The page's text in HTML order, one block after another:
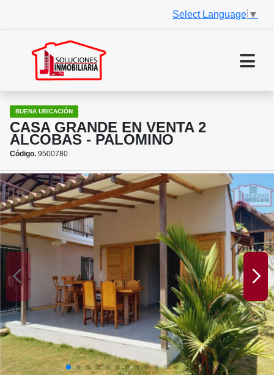
Select Language ▼
BUENA UBICACIÓN
CASA GRANDE EN VENTA 2
ALCOBAS - PALOMINO
Código. 9500780